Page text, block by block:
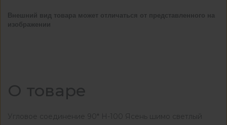
Внешний вид товара может отличаться от представленного на
изображении
О товаре
Угловое соединение 90* Н-100 Ясень шимо светлый